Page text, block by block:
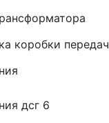
коробки передач
дсг 6